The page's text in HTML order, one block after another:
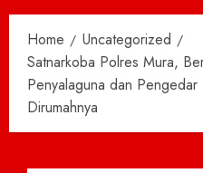
Home
Uncategorized
Satnarkoba Polres Mura,
Penyalaguna dan Pengedar
Dirumahnya